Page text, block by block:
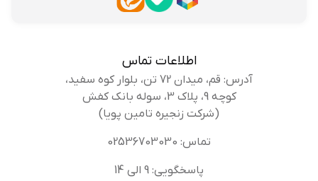
اطلاعات تماس
آدرس: قم، میدان 72 تن، بلوار کوه سفید،
کوچه 9، پلاک 3، سوله بانک کفش
(شرکت زنجیره تامین پویا)
تماس: 02536703030
پاسخگویی: 9 الی 14